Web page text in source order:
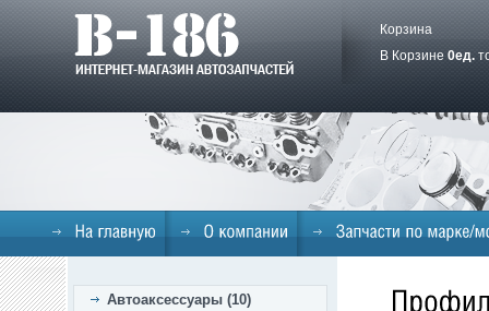
Корзина
В Корзине 0ед.
Автоаксессуары (10)